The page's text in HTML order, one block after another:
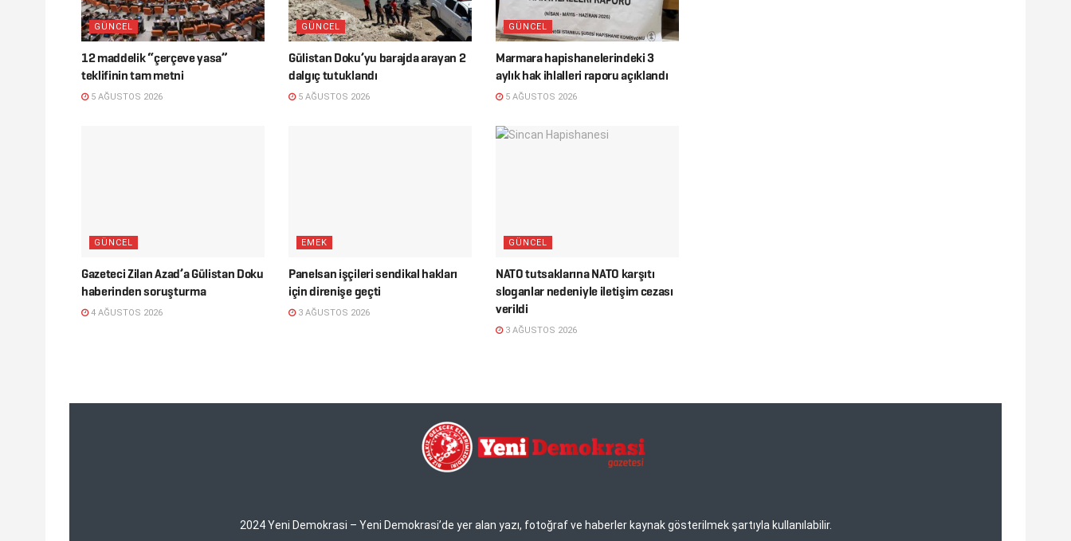
GÜNCEL
12 maddelik “çerçeve yasa”
teklifinin tam metni
5 AĞUSTOS 2026
GÜNCEL
Gülistan Doku’yu barajda arayan 2
dalgıç tutuklandı
5 AĞUSTOS 2026
GÜNCEL
Marmara hapishanelerindeki 3
aylık hak ihlalleri raporu açıklandı
5 AĞUSTOS 2026
GÜNCEL
Gazeteci Zilan Azad’a Gülistan Doku
haberinden soruşturma
4 AĞUSTOS 2026
EMEK
Panelsan işçileri sendikal hakları
için direnişe geçti
3 AĞUSTOS 2026
GÜNCEL
NATO tutsaklarına NATO karşıtı
sloganlar nedeniyle iletişim cezası
verildi
3 AĞUSTOS 2026
2024 Yeni Demokrasi – Yeni Demokrasi’de yer alan yazı, fotoğraf ve haberler kaynak gösterilmek şartıyla kullanılabilir.